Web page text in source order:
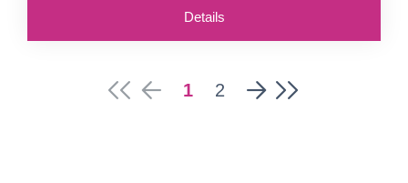
Details
1 2